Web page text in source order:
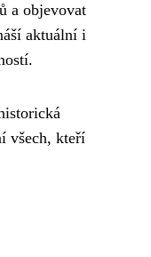
a objevovat
aktuální i
všech, kteří